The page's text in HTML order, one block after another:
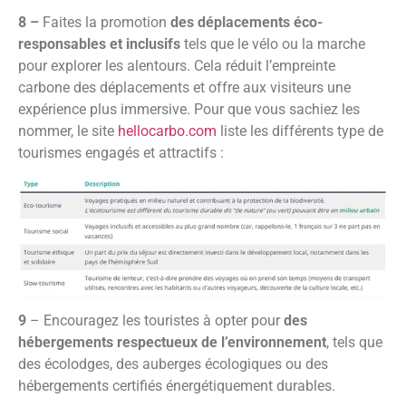
8 – Faites la promotion des déplacements éco-
responsables et inclusifs tels que le vélo ou la marche
pour explorer les alentours. Cela réduit l’empreinte
carbone des déplacements et offre aux visiteurs une
expérience plus immersive. Pour que vous sachiez les
nommer, le site hellocarbo.com liste les différents type de
tourismes engagés et attractifs :
9 – Encouragez les touristes à opter pour des
hébergements respectueux de l’environnement, tels que
des écolodges, des auberges écologiques ou des
hébergements certifiés énergétiquement durables.